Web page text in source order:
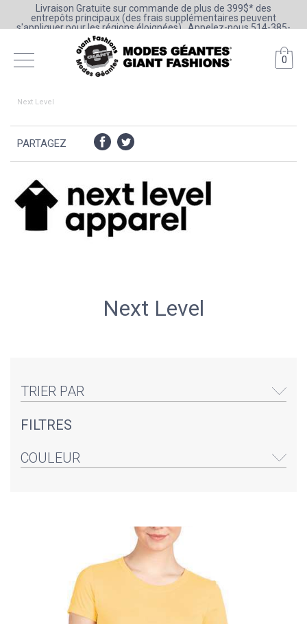
Livraison Gratuite sur commande de plus de 399$* des
entrepôts principaux (des frais supplémentaires peuvent
s'appliquer pour les régions éloignées) . Appelez-nous 514-385-
6205 ou 1-800-361-0777
0
Next Level
PARTAGEZ
Next Level
TRIER PAR
FILTRES
COULEUR